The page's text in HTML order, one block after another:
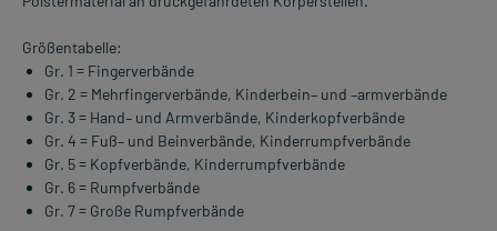
Größentabelle:
Gr. 1 = Fingerverbände
Gr. 2 = Mehrfingerverbände, Kinderbein– und –armverbände
Gr. 3 = Hand– und Armverbände, Kinderkopfverbände
Gr. 4 = Fuß– und Beinverbände, Kinderrumpfverbände
Gr. 5 = Kopfverbände, Kinderrumpfverbände
Gr. 6 = Rumpfverbände
Gr. 7 = Große Rumpfverbände